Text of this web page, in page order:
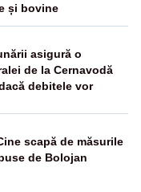
și bovine
asigură o
de la Cernavodă
debitele vor
scapă de măsurile
de Bolojan